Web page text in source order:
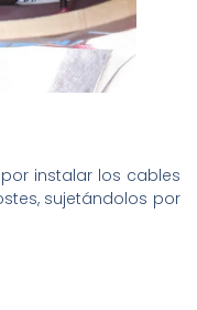
instalar los cables
sujetándolos por